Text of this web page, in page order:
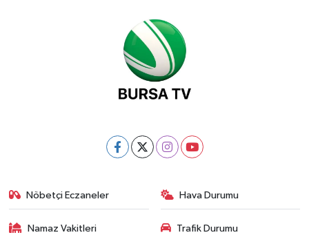
Nöbetçi Eczaneler Hava Durumu
Namaz Vakitleri Trafik Durumu